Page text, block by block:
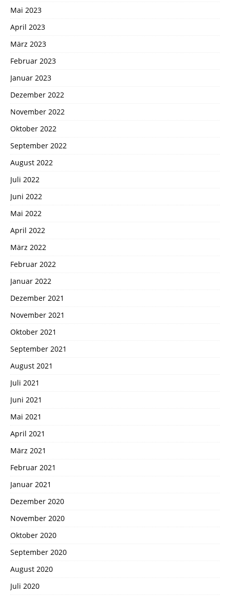
Mai 2023
April 2023
März 2023
Februar 2023
Januar 2023
Dezember 2022
November 2022
Oktober 2022
September 2022
August 2022
Juli 2022
Juni 2022
Mai 2022
April 2022
März 2022
Februar 2022
Januar 2022
Dezember 2021
November 2021
Oktober 2021
September 2021
August 2021
Juli 2021
Juni 2021
Mai 2021
April 2021
März 2021
Februar 2021
Januar 2021
Dezember 2020
November 2020
Oktober 2020
September 2020
August 2020
Juli 2020